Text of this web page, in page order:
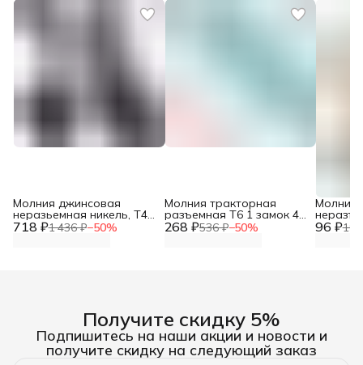
718 ₽1 436 ₽−50%
Молния джинсовая
неразьемная никель, Т4-
12см, ширина 2,8 см, 10 268 ₽536 ₽−50%
Молния тракторная
разъемная Т6 1 замок 40
см, 1 шт, Arta, бирюзовый 96 ₽
Молния
замок,
Получите скидку 5%
Подпишитесь на наши акции и новости и
получите скидку на следующий заказ